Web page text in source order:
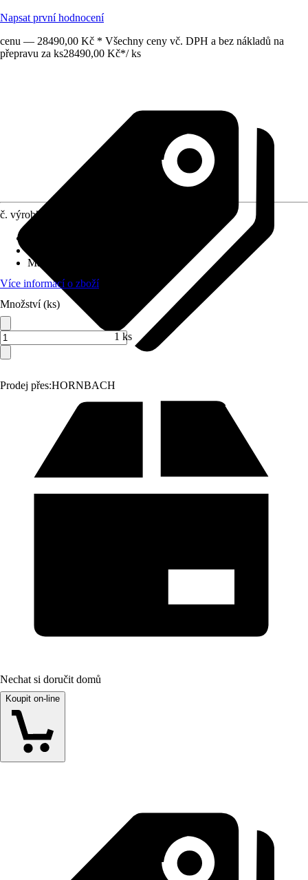
Napsat první hodnocení
cenu — 28490,00 Kč * Všechny ceny vč. DPH a bez nákladů na
přepravu za ks28490,00 Kč*/ ks
Prodej přes:HORNBACH
č. výrobku
Materiál
Více informací o zboží
Množství (ks)
1 ks
Nechat si doručit domů
Koupit on-line